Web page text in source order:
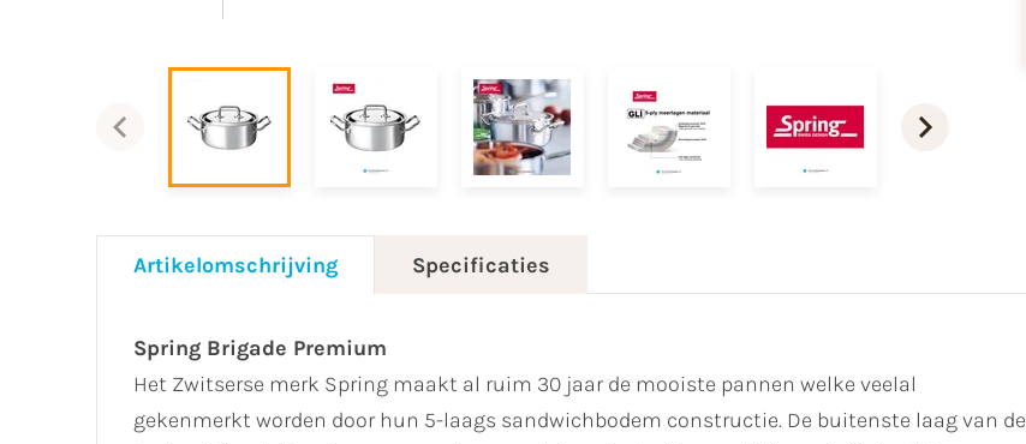
Artikelomschrijving Specificaties
Spring Brigade Premium
Het Zwitserse merk Spring maakt al ruim 30 jaar de mooiste pannen welke veelal
gekenmerkt worden door hun 5-laags sandwichbodem constructie. De buitenste laag van de